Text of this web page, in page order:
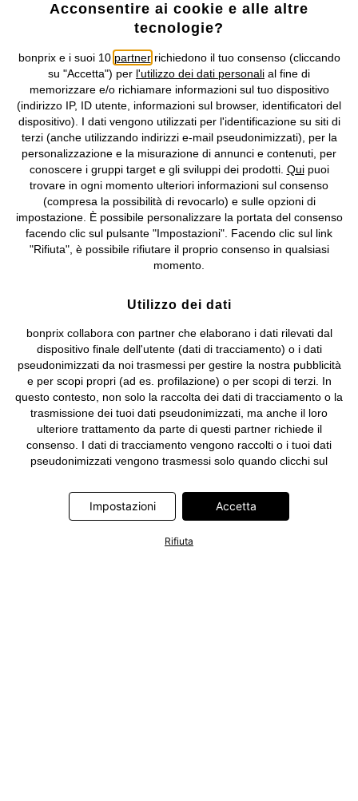
Condizioni di vendita Accessibilità
Informativa privacy e cookie
Informazioni legali Diritto di recesso
©2026 bonprix.Tutti i diritti riservati.
bonprix S.r.l. con socio unico, sede legale: via Adua 33 - 13855
Valdengo (BI) C.F. 01510910027 - P.I. 01939830020, Reg. Imprese di
Biella n. 01510910027, R.E.A. BI - 171345, N. Reg. Pile:
IT09060P00000858, N. Reg. AEE: IT08020000002105 Capitale
Sociale: euro 1.000.000 i.v, Società soggetta all'attività di direzione
e coordinamento di bonprix Beteiligungs -Verwaltungsgesellschaft
mbH.
Acconsentire ai cookie e alle altre
tecnologie?
bonprix e i suoi 10 partnerrichiedono il tuo consenso (cliccando
su "Accetta") per l'utilizzo dei dati personali al fine di
memorizzare e/o richiamare informazioni sul tuo dispositivo
(indirizzo IP, ID utente, informazioni sul browser, identificatori del
dispositivo). I dati vengono utilizzati per l'identificazione su siti di
terzi (anche utilizzando indirizzi e-mail pseudonimizzati), per la
personalizzazione e la misurazione di annunci e contenuti, per
conoscere i gruppi target e gli sviluppi dei prodotti. Quipuoi
trovare in ogni momento ulteriori informazioni sul consenso
(compresa la possibilità di revocarlo) e sulle opzioni di
impostazione. È possibile personalizzare la portata del consenso
facendo clic sul pulsante "Impostazioni". Facendo clic sul link
"Rifiuta", è possibile rifiutare il proprio consenso in qualsiasi
momento.
Utilizzo dei dati
bonprix collabora con partner che elaborano i dati rilevati dal
dispositivo finale dell'utente (dati di tracciamento) o i dati
pseudonimizzati da noi trasmessi per gestire la nostra pubblicità
e per scopi propri (ad es. profilazione) o per scopi di terzi. In
questo contesto, non solo la raccolta dei dati di tracciamento o la
trasmissione dei tuoi dati pseudonimizzati, ma anche il loro
ulteriore trattamento da parte di questi partner richiede il
consenso. I dati di tracciamento vengono raccolti o i tuoi dati
pseudonimizzati vengono trasmessi solo quando clicchi sul
seguenti società: Adjust GmbH, Criteo SA, Google Ireland
Limited, Hurra Communications GmbH, ID5 Technology Ltd,
Meta Platforms Ireland Limited, Microsoft Ireland Operations
Limited, Pinterest Europe Limited, RTB-House GmbH, TikTok
Impostazioni Accetta
Rifiuta